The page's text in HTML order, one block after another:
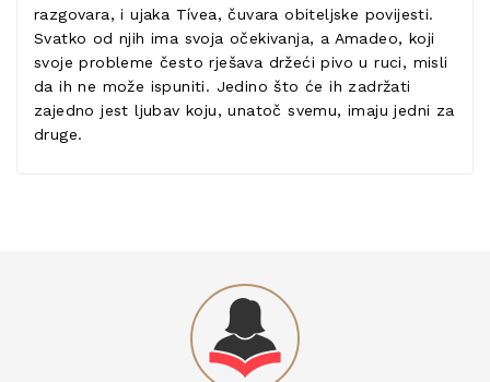
razgovara, i ujaka Tívea, čuvara obiteljske povijesti.
Svatko od njih ima svoja očekivanja, a Amadeo, koji
svoje probleme često rješava držeći pivo u ruci, misli
da ih ne može ispuniti. Jedino što će ih zadržati
zajedno jest ljubav koju, unatoč svemu, imaju jedni za
druge.